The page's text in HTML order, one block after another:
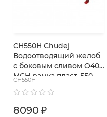
CH550H Chudej
Водоотводящий желоб
с боковым сливом O40
MCH рамка пласт. 550
CH550H
8090 ₽